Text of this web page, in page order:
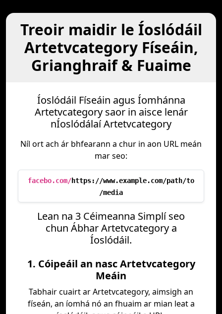
Treoir maidir le Íoslódáil
Artetvcategory Físeáin,
Grianghraif & Fuaime
Íoslódáil Físeáin agus Íomhánna
Artetvcategory saor in aisce lenár
nÍoslódálaí Artetvcategory
Níl ort ach ár bhfearann a chur in aon URL meán
mar seo:
facebo.com/https://www.example.com/path/to
/media
Lean na 3 Céimeanna Simplí seo
chun Ábhar Artetvcategory a
Íoslódáil.
1. Cóipeáil an nasc Artetvcategory
Meáin
Tabhair cuairt ar Artetvcategory, aimsigh an
físeán, an íomhá nó an fhuaim ar mian leat a